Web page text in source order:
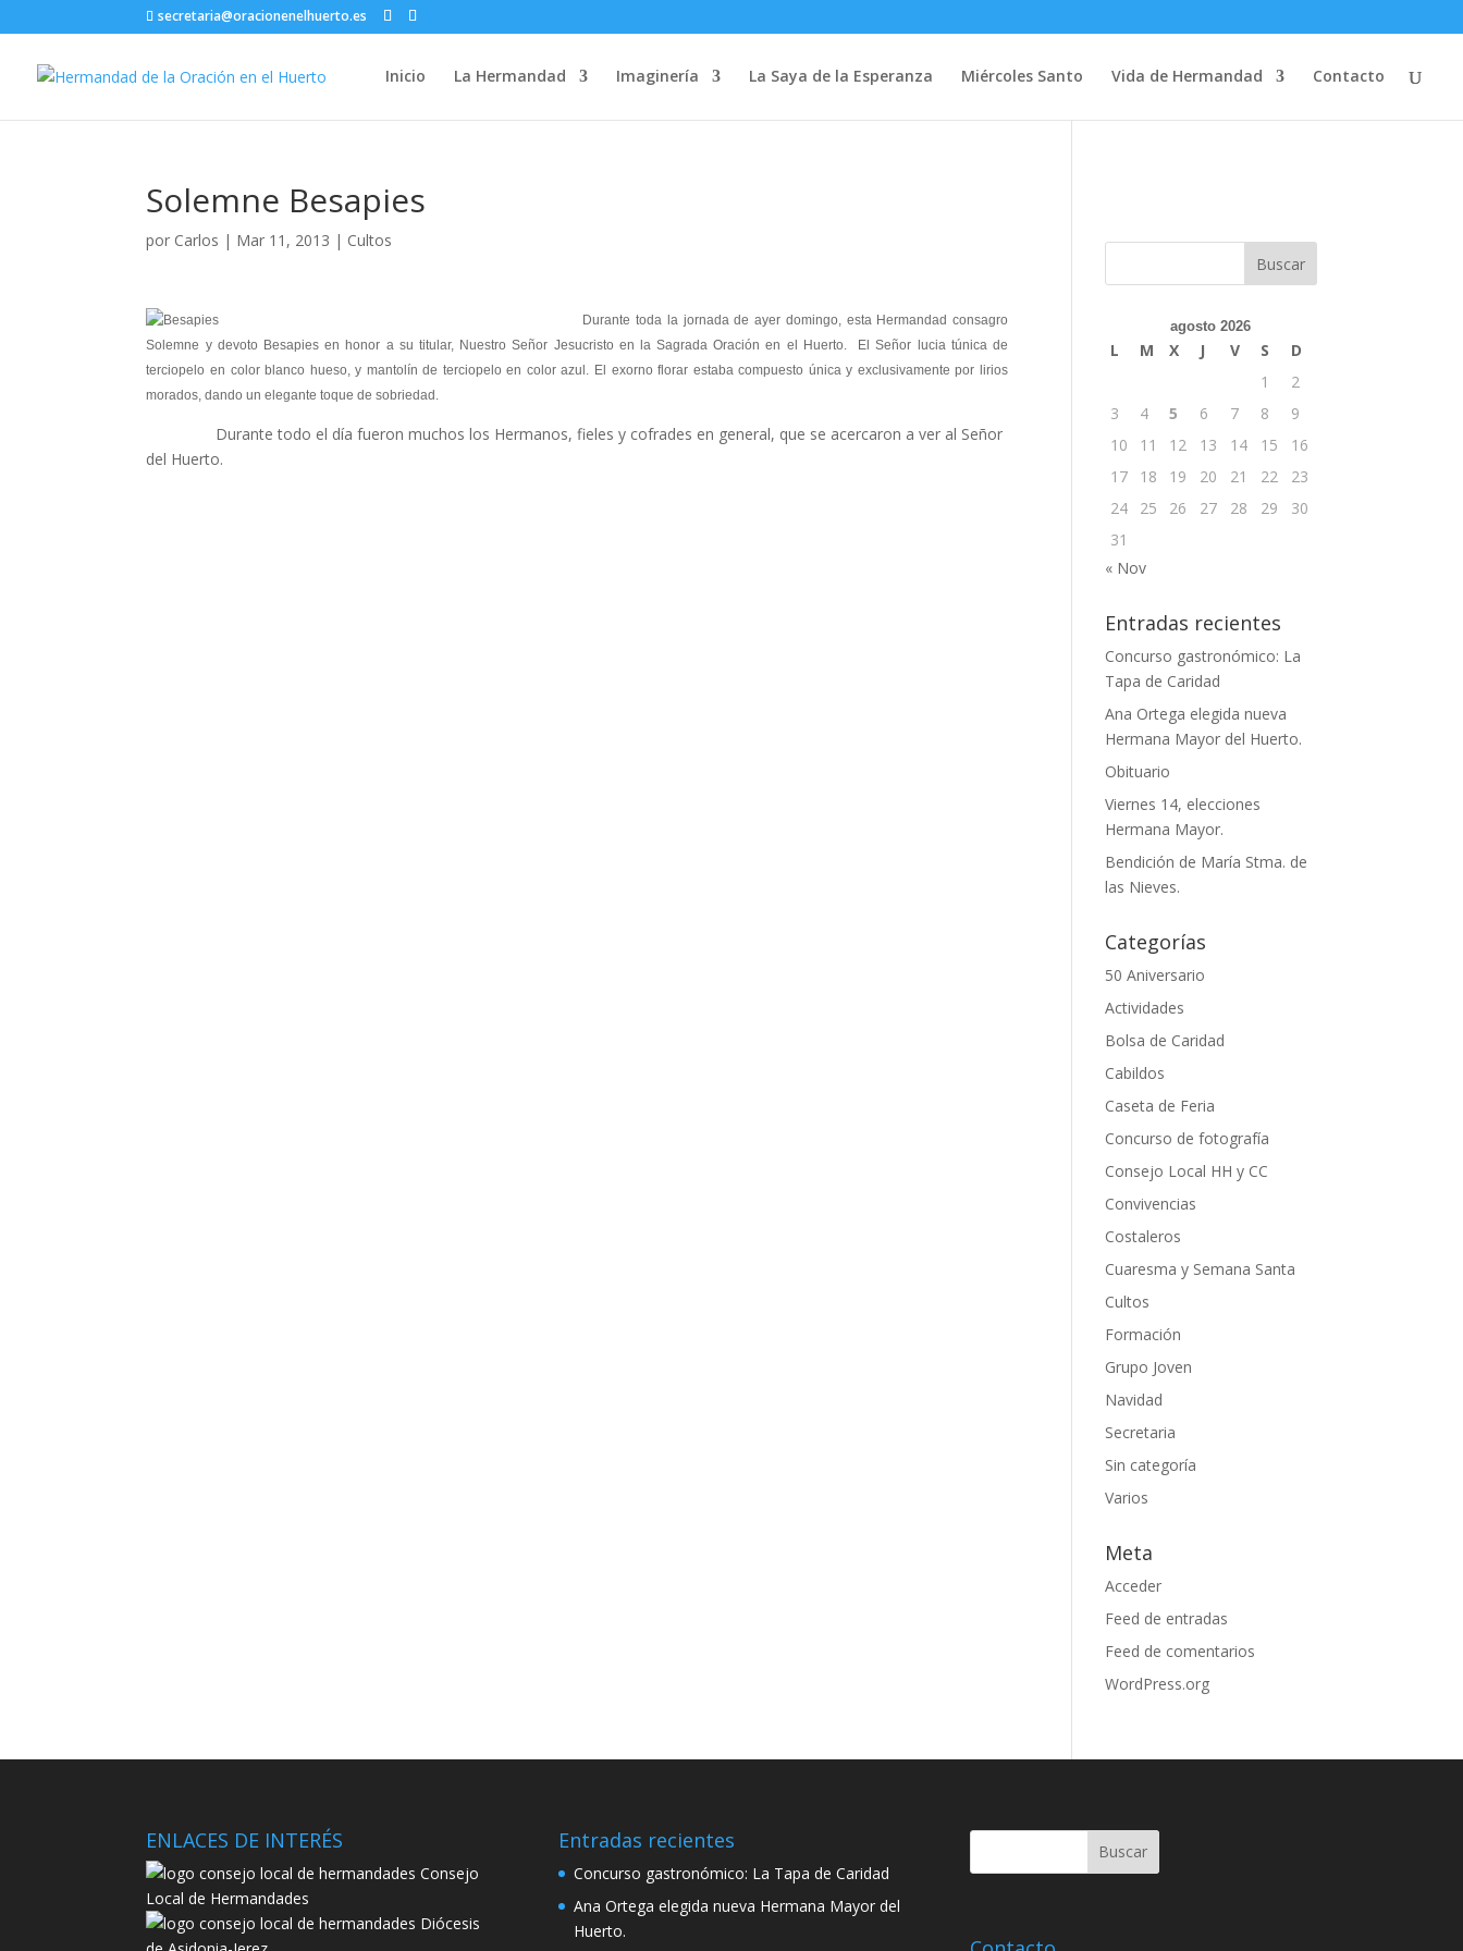
secretaria@oracionenelhuerto.es
Inicio La Hermandad Imaginería La Saya de la Esperanza Miércoles Santo Vida de Hermandad Contacto
Solemne Besapies
por Carlos | Mar 11, 2013 | Cultos
Durante toda la jornada de ayer domingo, esta Hermandad consagro
Solemne y devoto Besapies en honor a su titular, Nuestro Señor Jesucristo en la Sagrada Oración en el Huerto. El Señor lucia túnica de
terciopelo en color blanco hueso, y mantolín de terciopelo en color azul. El exorno florar estaba compuesto única y exclusivamente por lirios
morados, dando un elegante toque de sobriedad.
Durante todo el día fueron muchos los Hermanos, fieles y cofrades en general, que se acercaron a ver al Señor
del Huerto.
agosto 2026
L M X J V S
D
1
2
3
4 5 6 7 8
9
10
11 12 13 14 15
16
17
18 19 20 21 22
23
24
25 26 27 28 29
30
31
« Nov
Entradas recientes
Concurso gastronómico: La
Tapa de Caridad
Ana Ortega elegida nueva
Hermana Mayor del Huerto.
Obituario
Viernes 14, elecciones
Hermana Mayor.
Bendición de María Stma. de
las Nieves.
Categorías
50 Aniversario
Actividades
Bolsa de Caridad
Cabildos
Caseta de Feria
Concurso de fotografía
Consejo Local HH y CC
Convivencias
Costaleros
Cuaresma y Semana Santa
Cultos
Formación
Grupo Joven
Navidad
Secretaria
Sin categoría
Varios
Meta
Acceder
Feed de entradas
Feed de comentarios
WordPress.org
ENLACES DE INTERÉS
Consejo
Local de Hermandades
Diócesis
Entradas recientes
Concurso gastronómico: La Tapa de Caridad
Ana Ortega elegida nueva Hermana Mayor del
Huerto.